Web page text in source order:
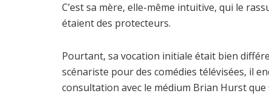
C’est sa mère, elle-même intuitive, qui le
étaient des protecteurs.
Pourtant, sa vocation initiale était bien
scénariste pour des comédies télévisées, il
consultation avec le médium Brian Hurst